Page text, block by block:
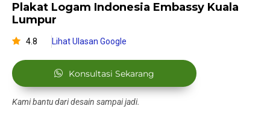
Plakat Logam Indonesia Embassy Kuala
Lumpur
4.8 Lihat Ulasan Google
Konsultasi Sekarang
Kami bantu dari desain sampai jadi.